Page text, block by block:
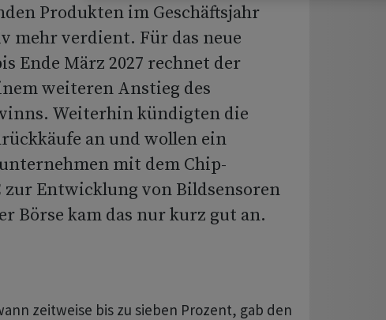
Produkten im Geschäftsjahr
mehr verdient. Für das neue
Ende März 2027 rechnet der
weiteren Anstieg des
Weiterhin kündigten die
an und wollen ein
mit dem Chip-
zur Entwicklung von Bildsensoren
Börse kam das nur kurz gut an.
zeitweise bis zu sieben Prozent, gab den